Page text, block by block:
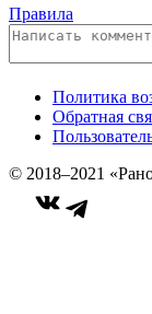
Правила
Политика
Обратная
© 2018–2021